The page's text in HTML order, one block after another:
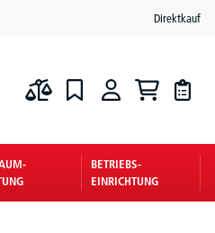
Direktkauf
BETRIEBS-
EINRICHTUNG